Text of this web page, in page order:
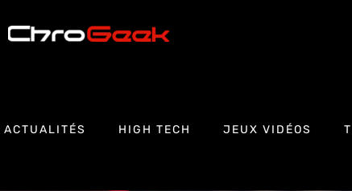
ACTUALITÉS HIGH TECH JEUX VIDÉOS